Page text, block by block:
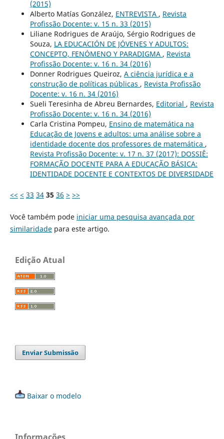
(2015)
Alberto Matías González, ENTREVISTA , Revista
Profissão Docente: v. 15 n. 33 (2015)
Liliane Rodrigues de Araújo, Sérgio Rodrigues de
Souza, LA EDUCACIÓN DE JÓVENES Y ADULTOS:
CONCEPTO, FENÓMENO Y PARADIGMA , Revista
Profissão Docente: v. 16 n. 34 (2016)
Donner Rodrigues Queiroz, A ciência jurídica e a
construção de políticas públicas , Revista Profissão
Docente: v. 16 n. 34 (2016)
Sueli Teresinha de Abreu Bernardes, Editorial , Revista
Profissão Docente: v. 16 n. 34 (2016)
Carla Cristina Pompeu, Ensino de matemática na
Educação de Jovens e adultos: uma análise sobre a
identidade docente dos professores de matemática ,
Revista Profissão Docente: v. 17 n. 37 (2017): DOSSIÊ:
FORMAÇÃO DOCENTE PARA A EDUCAÇÃO BÁSICA:
IDENTIDADE DOCENTE E CONTEXTOS DE DIVERSIDADE
<< < 33 34 35 36 > >>
Você também pode iniciar uma pesquisa avançada por
similaridadepara este artigo.
Edição Atual
Enviar Submissão
Baixar o modelo